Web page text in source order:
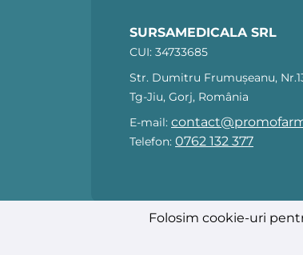
SURSAMEDICALA SRL
CUI: 34733685
Str. Dumitru Frumușeanu,
Tg-Jiu, Gorj, România
E-mail:
Telefon: 0762 132 377
Folosim cookie-uri